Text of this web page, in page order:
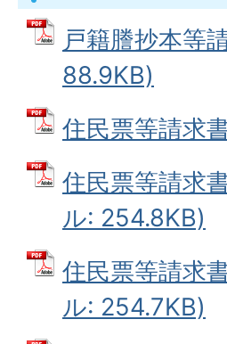
戸籍謄抄本等
88.9KB)
住民票等請求
住民票等請求
ル: 254.8KB)
住民票等請求
ル: 254.7KB)